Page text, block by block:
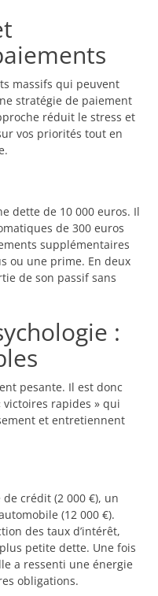
massifs qui peuvent
stratégie de paiement
réduit le stress et
vos priorités tout en
dette de 10 000 euros. Il
de 300 euros
supplémentaires
ou une prime. En deux
de son passif sans
:
pesante. Il est donc
rapides » qui
et entretiennent
crédit (2 000 €), un
(12 000 €).
des taux d’intérêt,
petite dette. Une fois
a ressenti une énergie
obligations.